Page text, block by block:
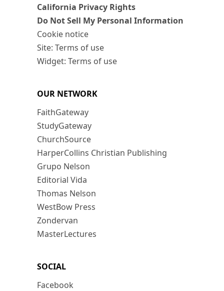
California Privacy Rights
Do Not Sell My Personal Information
Cookie notice
Site: Terms of use
Widget: Terms of use
OUR NETWORK
FaithGateway
StudyGateway
ChurchSource
HarperCollins Christian Publishing
Grupo Nelson
Editorial Vida
Thomas Nelson
WestBow Press
Zondervan
MasterLectures
SOCIAL
Facebook